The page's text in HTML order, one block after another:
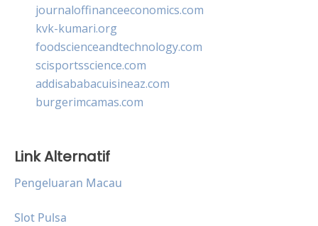
journaloffinanceeconomics.com
kvk-kumari.org
foodscienceandtechnology.com
scisportsscience.com
addisababacuisineaz.com
burgerimcamas.com
Link Alternatif
Pengeluaran Macau
Slot Pulsa